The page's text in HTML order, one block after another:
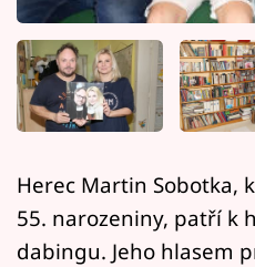
Pořady
Mámy sobě
Sledujte nás
Herec Martin Sobotka,
55. narozeniny, patří k
dabingu. Jeho hlasem